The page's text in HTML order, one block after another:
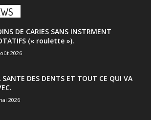
DE CARIES SANS INSTRMENT
(« roulette »).
2026
SANTE DES DENTS ET TOUT CE QUI VA
2026